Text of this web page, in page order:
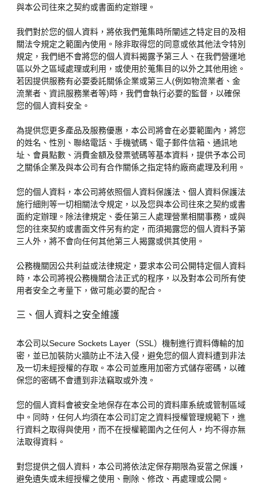
與本公司往來之契約或書面約定辦理。
我們對於您的個人資料，將依我們蒐集時所闡述之特定目的及相
關法令規定之範圍內使用。除非取得您的同意或依其他法令特別
規定，我們絕不會將您的個人資料揭露予第三人、在我們營運地
區以外之區域處理或利用，或使用於蒐集目的以外之其他用途。
若因提供服務有必要委託關係企業或第三人(例如物流業者、金
流業者、資訊服務業者等)時，我們會執行必要的監督，以確保
您的個人資料安全。
為提供您更多產品及服務優惠，本公司將會在必要範圍內，將您
的姓名、性別、聯絡電話、手機號碼、電子郵件信箱、通訊地
址、會員點數、消費金額及發票號碼等基本資料，提供予本公司
之關係企業及與本公司有合作關係之指定特約廠商處理及利用。
您的個人資料，本公司將依照個人資料保護法、個人資料保護法
施行細則等一切相關法令規定，以及您與本公司往來之契約或書
面約定辦理。除法律規定、委任第三人處理營業相關事務，或與
您的往來契約或書面文件另有約定，而須揭露您的個人資料予第
三人外，將不會向任何其他第三人揭露或供其使用。
公務機關因公共利益或法律規定，要求本公司公開特定個人資料
時，本公司將視公務機關合法正式的程序，以及對本公司所有使
用者安全之考量下，做可能必要的配合。
三、個人資料之安全維護
本公司以Secure Sockets Layer（SSL）機制進行資料傳輸的加
密，並已加裝防火牆防止不法入侵，避免您的個人資料遭到非法
及一切未經授權的存取。本公司並應用加密方式儲存密碼，以確
保您的密碼不會遭到非法竊取或外洩。
您的個人資料會被安全地保存在本公司的資料庫系統或管制區域
中。同時，任何人均須在本公司訂定之資料授權管理規範下，進
行資料之取得與使用，而不在授權範圍內之任何人，均不得亦無
法取得資料。
對您提供之個人資料，本公司將依法定保存期限為妥當之保護，
避免遺失或未經授權之使用、刪除、修改、再處理或公開。